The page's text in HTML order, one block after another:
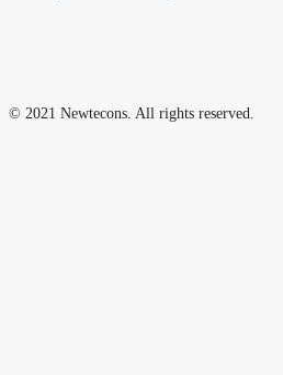
© 2021 Newtecons. All rights reserved.